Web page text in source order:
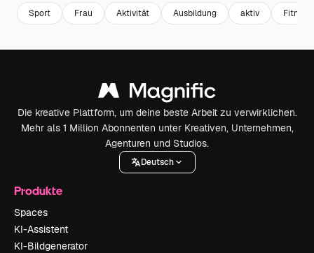
Sport Frau Aktivität Ausbildung aktiv Fitness
Die kreative Plattform, um deine beste Arbeit zu verwirklichen.
Mehr als 1 Million Abonnenten unter Kreativen, Unternehmen,
Agenturen und Studios.
Deutsch
Produkte
Spaces
KI-Assistent
KI-Bildgenerator